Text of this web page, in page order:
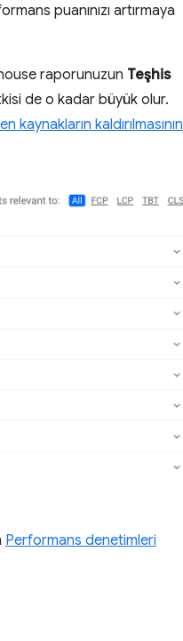
puanınızı artırmaya
raporunuzun Teşhis
de o kadar büyük olur.
kaldırılmasının
Performans denetimleri